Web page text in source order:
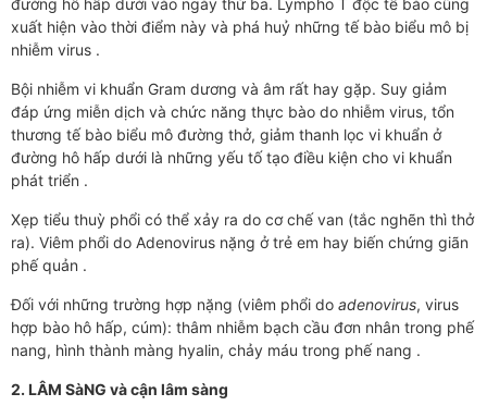
đường hô hấp dưới vào ngày thứ ba. Lympho T độc tế bào cũng
xuất hiện vào thời điểm này và phá huỷ những tế bào biểu mô bị
nhiễm virus .
Bội nhiễm vi khuẩn Gram dương và âm rất hay gặp. Suy giảm
đáp ứng miễn dịch và chức năng thực bào do nhiễm virus, tổn
thương tế bào biểu mô đường thở, giảm thanh lọc vi khuẩn ở
đường hô hấp dưới là những yếu tố tạo điều kiện cho vi khuẩn
phát triển .
Xẹp tiểu thuỳ phổi có thể xảy ra do cơ chế van (tắc nghẽn thì thở
ra). Viêm phổi do Adenovirus nặng ở trẻ em hay biến chứng giãn
phế quản .
Đối với những trường hợp nặng (viêm phổi do adenovirus, virus
hợp bào hô hấp, cúm): thâm nhiễm bạch cầu đơn nhân trong phế
nang, hình thành màng hyalin, chảy máu trong phế nang .
2. LÂM SàNG và cận lâm sàng